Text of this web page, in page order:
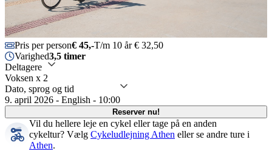
Pris per person€ 45,-T/m 10 år € 32,50
Varighed3,5 timer
Deltagere
Voksen x 2
Dato, sprog og tid
9. april 2026 - English - 10:00
Reserver nu!
Vil du hellere leje en cykel eller tage på en anden
cykeltur? Vælg Cykeludlejning Athen eller se andre ture i
Athen.